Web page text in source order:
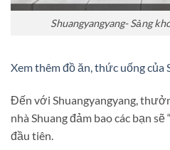
Shuangyangyang- Sảng
Xem thêm đồ ăn, thức uống của
Đến với Shuangyangyang,
nhà Shuang đảm bao các bạn
đầu tiên.